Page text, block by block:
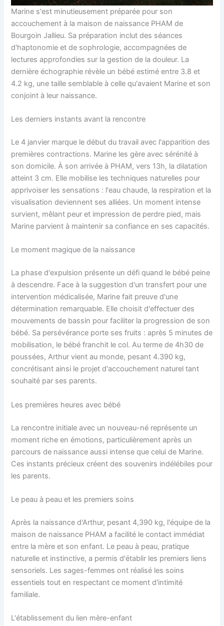
Marine s'est minutieusement préparée pour son
accouchement à la maison de naissance PHAM de
Bourgoin Jallieu. Sa préparation inclut des séances
d'haptonomie et de sophrologie, accompagnées de
lectures approfondies sur la gestion de la douleur. La
dernière échographie révèle un bébé estimé entre 3.8 et
4.2 kg, une taille semblable à celle qu'avaient Marine et son
conjoint à leur naissance.
Les derniers instants avant la rencontre
Le 4 janvier marque le début du travail avec l'apparition des
premières contractions. Marine les gère avec sérénité à
son domicile. À son arrivée à PHAM, vers 13h, la dilatation
atteint 3 cm. Elle mobilise les techniques naturelles pour
apprivoiser les sensations : l'eau chaude, la respiration et la
visualisation deviennent ses alliées. Un moment intense
survient, mêlant peur et impression de perdre pied, mais
Marine parvient à maintenir sa confiance en ses capacités.
Le moment magique de la naissance
La phase d'expulsion présente un défi quand le bébé peine
à descendre. Face à la suggestion d'un transfert pour une
intervention médicalisée, Marine fait preuve d'une
détermination remarquable. Elle choisit d'effectuer des
mouvements de bassin pour faciliter la progression de son
bébé. Sa persévérance porte ses fruits : après 5 minutes de
mobilisation, le bébé franchit le col. Au terme de 4h30 de
poussées, Arthur vient au monde, pesant 4.390 kg,
concrétisant ainsi le projet d'accouchement naturel tant
souhaité par ses parents.
Les premières heures avec bébé
La rencontre initiale avec un nouveau-né représente un
moment riche en émotions, particulièrement après un
parcours de naissance aussi intense que celui de Marine.
Ces instants précieux créent des souvenirs indélébiles pour
les parents.
Le peau à peau et les premiers soins
Après la naissance d'Arthur, pesant 4,390 kg, l'équipe de la
maison de naissance PHAM a facilité le contact immédiat
entre la mère et son enfant. Le peau à peau, pratique
naturelle et instinctive, a permis d'établir les premiers liens
sensoriels. Les sages-femmes ont réalisé les soins
essentiels tout en respectant ce moment d'intimité
familiale.
L'établissement du lien mère-enfant